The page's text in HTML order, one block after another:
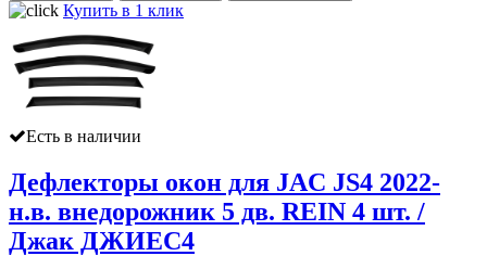
Купить в 1 клик
Есть в наличии
Дефлекторы окон для JAC JS4 2022-
н.в. внедорожник 5 дв. REIN 4 шт. /
Джак ДЖИЕС4